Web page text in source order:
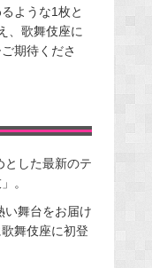
ような1枚と
、歌舞伎座に
期待くださ
とした最新のテ
。
い舞台をお届け
舞伎座に初登